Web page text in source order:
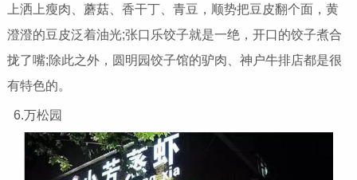
上洒上瘦肉、蘑菇、香干丁、青豆，顺势把豆皮翻个面，黄
澄澄的豆皮泛着油光;张口乐饺子就是一绝，开口的饺子煮合
拢了嘴;除此之外，圆明园饺子馆的驴肉、神户牛排店都是很
有特色的。
6.万松园